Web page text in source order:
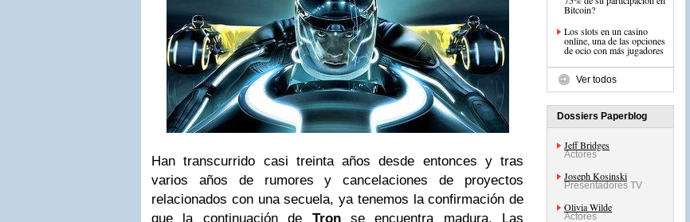
Han transcurrido casi treinta años desde entonces y tras
varios años de rumores y cancelaciones de proyectos
relacionados con una secuela, ya tenemos la confirmación de
que la continuación de Tronse encuentra madura. Las
Bitcoin?
Los slots en un casino
online, una de las opciones
de ocio con más jugadores
Ver todos
Dossiers Paperblog
Jeff Bridges
Actores
Joseph Kosinski
Presentadores TV
Olivia Wilde
Actores